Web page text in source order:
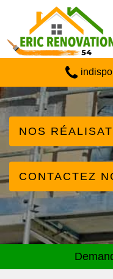
NOS
CONTACTEZ